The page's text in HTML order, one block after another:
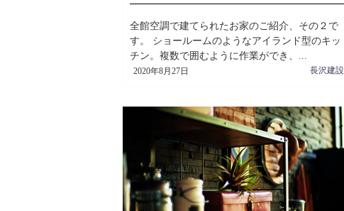
全館空調で建てられたお家のご紹介、その２で
す。 ショールームのようなアイランド型のキッ
チン。複数で囲むように作業ができ、...
2020年8月27日 長沢建設